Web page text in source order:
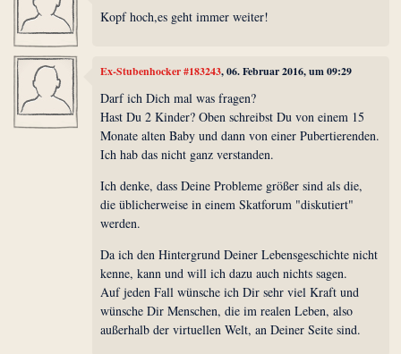
Kopf hoch,es geht immer weiter!
Ex-Stubenhocker #183243, 06. Februar 2016, um 09:29
Darf ich Dich mal was fragen?
Hast Du 2 Kinder? Oben schreibst Du von einem 15
Monate alten Baby und dann von einer Pubertierenden.
Ich hab das nicht ganz verstanden.
Ich denke, dass Deine Probleme größer sind als die,
die üblicherweise in einem Skatforum "diskutiert"
werden.
Da ich den Hintergrund Deiner Lebensgeschichte nicht
kenne, kann und will ich dazu auch nichts sagen.
Auf jeden Fall wünsche ich Dir sehr viel Kraft und
wünsche Dir Menschen, die im realen Leben, also
außerhalb der virtuellen Welt, an Deiner Seite sind.